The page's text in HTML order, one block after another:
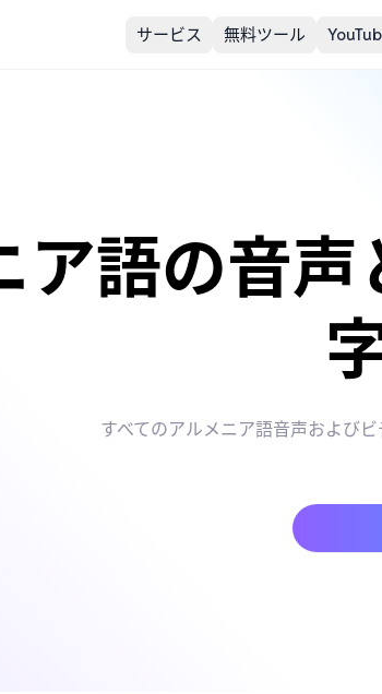
サービス 無料ツール
ア語の音
すべてのアルメニア語音声および